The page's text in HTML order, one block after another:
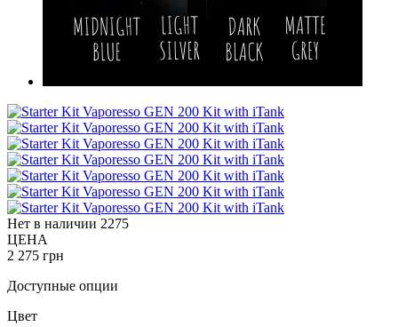
Нет в наличии 2275
ЦЕНА
2 275 грн
Доступные опции
Цвет